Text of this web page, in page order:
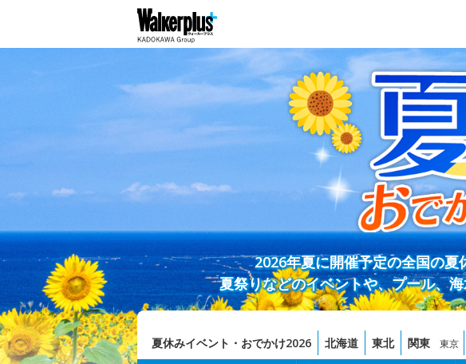
2026年夏に開催予定の全国の
夏祭りなどのイベントや、プール、
夏休みイベント・おでかけ2026 北海道 東北 関東 東京